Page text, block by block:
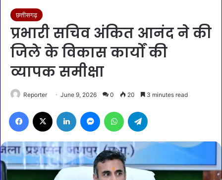
छत्तीसगढ़
प्रभारी सचिव अंकित आनंद ने की
जिले के विकास कार्यों की
व्यापक समीक्षा
Reporter June 9, 2026 0 20 3 minutes read
Facebook LinkedIn MessengerWhatsApp